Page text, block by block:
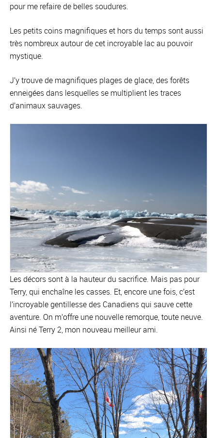
pour me refaire de belles soudures.
Les petits coins magnifiques et hors du temps sont aussi
très nombreux autour de cet incroyable lac au pouvoir
mystique.
J’y trouve de magnifiques plages de glace, des forêts
enneigées dans lesquelles se multiplient les traces
d’animaux sauvages.
Les décors sont à la hauteur du sacrifice. Mais pas pour
Terry, qui enchaîne les casses. Et, encore une fois, c’est
l’incroyable gentillesse des Canadiens qui sauve cette
aventure. On m’offre une nouvelle remorque, toute neuve.
Ainsi né Terry 2, mon nouveau meilleur ami.